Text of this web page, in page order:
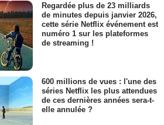
Regardée plus de 23 milliards
de minutes depuis janvier 2026,
cette série Netflix événement est
numéro 1 sur les plateformes
de streaming !
600 millions de vues : l'une des
séries Netflix les plus attendues
de ces dernières années sera-t-
elle annulée ?